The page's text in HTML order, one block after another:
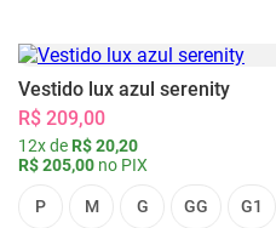
Vestido lux azul serenity
R$ 209,00
12x de R$ 20,20
R$ 205,00 no PIX
P M G GG G1